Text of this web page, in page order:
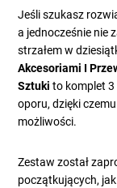
Jeśli szukasz
a jednocześnie nie
strzałem w
Akcesoriami I
Sztuki to komplet
oporu, dzięki
możliwości.
Zestaw został
początkujących,